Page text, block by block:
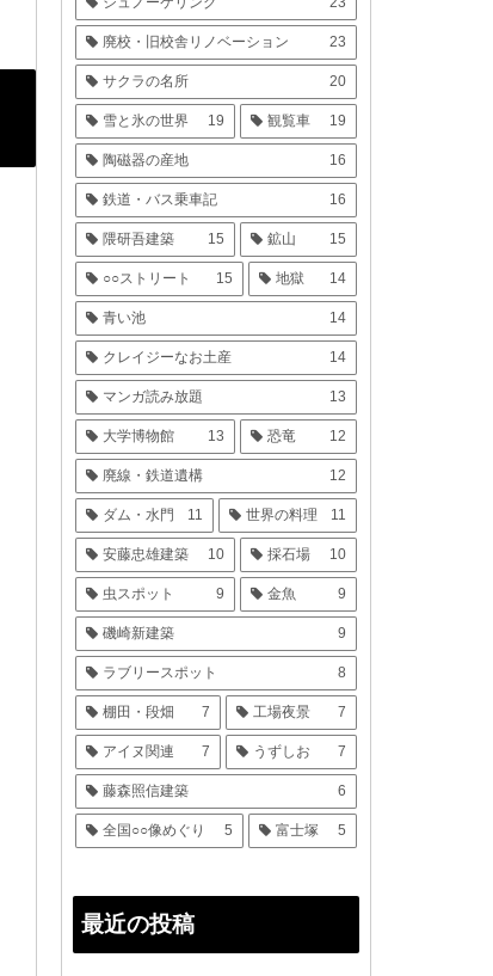
廃校・旧校舎リノベーション 23
サクラの名所 20
雪と氷の世界 19 観覧車 19
陶磁器の産地 16
鉄道・バス乗車記 16
隈研吾建築 15 鉱山 15
○○ストリート 15 地獄 14
青い池 14
クレイジーなお土産 14
マンガ読み放題 13
大学博物館 13 恐竜 12
廃線・鉄道遺構 12
ダム・水門 11 世界の料理 11
安藤忠雄建築 10 採石場 10
虫スポット 9 金魚 9
磯崎新建築 9
ラブリースポット 8
棚田・段畑 7 工場夜景 7
アイヌ関連 7 うずしお 7
藤森照信建築 6
全国○○像めぐり 5 富士塚 5
最近の投稿